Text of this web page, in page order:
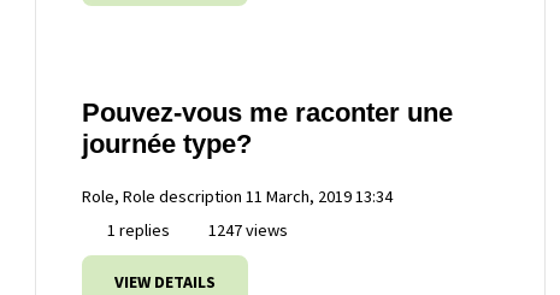
Pouvez-vous me raconter une
journée type?
Role, Role description 11 March, 2019 13:34
1 replies
1247 views
VIEW DETAILS